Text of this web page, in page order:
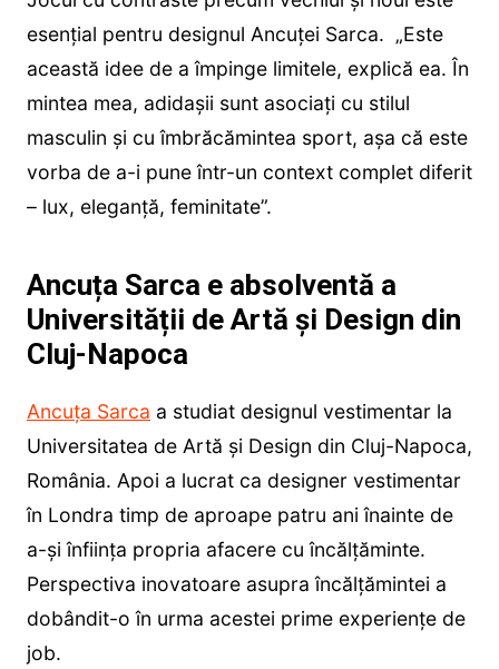
esențial pentru designul Ancuței Sarca. „Este
această idee de a împinge limitele, explică ea. În
mintea mea, adidașii sunt asociați cu stilul
masculin și cu îmbrăcămintea sport, așa că este
vorba de a-i pune într-un context complet diferit
– lux, eleganță, feminitate”.
Ancuța Sarca e absolventă a
Universității de Artă și Design din
Cluj-Napoca
Ancuța Sarca a studiat designul vestimentar la
Universitatea de Artă și Design din Cluj-Napoca,
România. Apoi a lucrat ca designer vestimentar
în Londra timp de aproape patru ani înainte de
a-și înființa propria afacere cu încălțăminte.
Perspectiva inovatoare asupra încălțămintei a
dobândit-o în urma acestei prime experiențe de
job.